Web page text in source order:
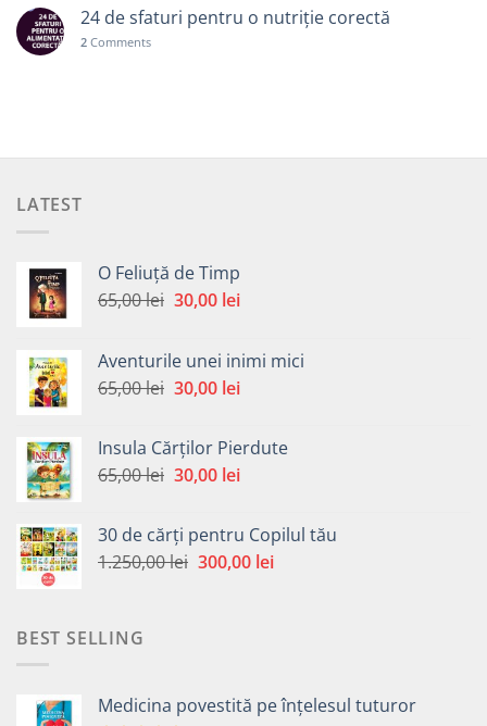
24 de sfaturi pentru o nutriție corectă
2 Comments
LATEST
O Feliuță de Timp
65,00lei Prețul
fost:
65,00 lei.
30,00 leiPrețul
30,00 lei.
Aventurile unei inimi mici
65,00lei Prețul
fost:
65,00 lei.
30,00 leiPrețul
30,00 lei.
Insula Cărților Pierdute
65,00lei Prețul
fost:
65,00 lei.
30,00 leiPrețul
30,00 lei.
30 de cărți pentru Copilul tău
1.250,00lei Prețul
300,00 leiPrețul
BEST SELLING
Medicina povestită pe înțelesul tuturor